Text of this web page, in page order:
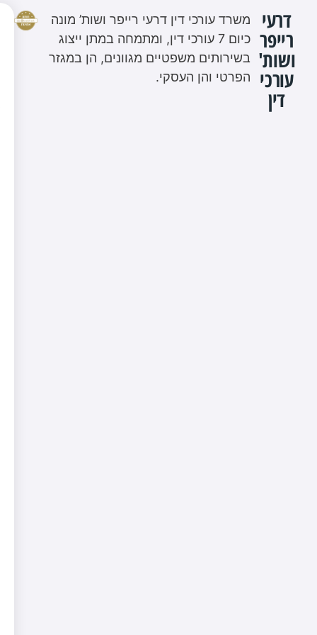
דרעי
רייפר
ושות'
עורכי
דין
משרד עורכי דין דרעי רייפר ושות’ מונה
כיום 7 עורכי דין, ומתמחה במתן ייצוג
בשירותים משפטיים מגוונים, הן במגזר
הפרטי והן העסקי.